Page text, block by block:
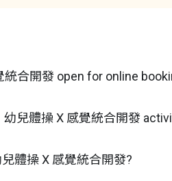
合開發 open for online
兒體操 X 感覺統合開發
體操 X 感覺統合開發?